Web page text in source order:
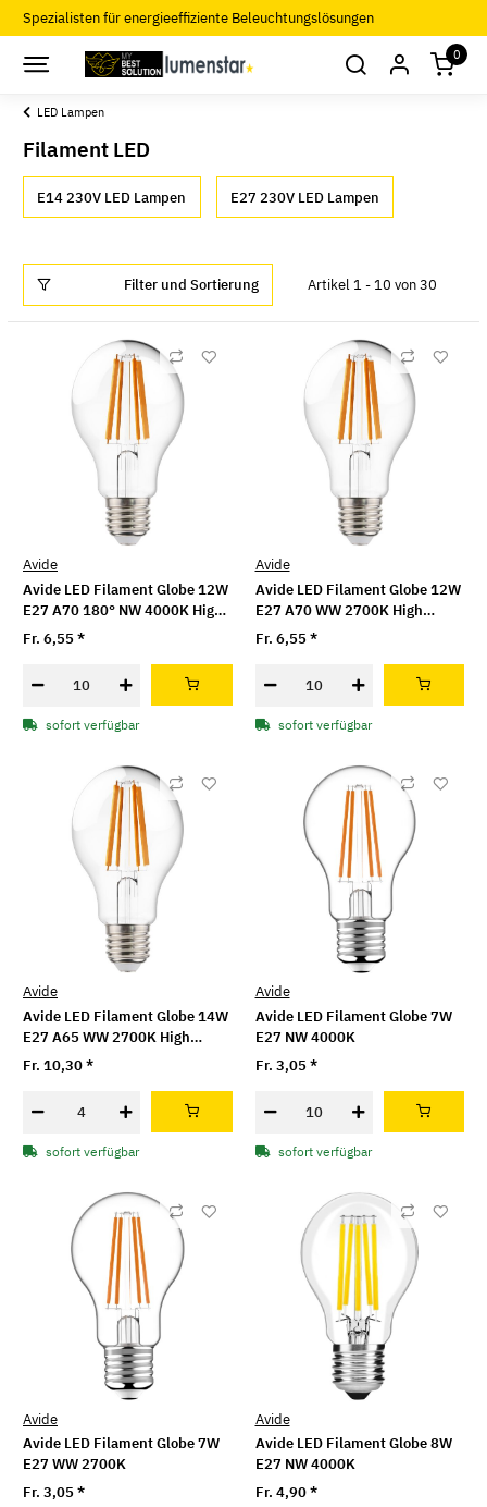
Spezialisten für energieeffiziente Beleuchtungslösungen
0
LED Lampen
Filament LED
E14 230V LED Lampen E27 230V LED Lampen
Filter und Sortierung Artikel 1 - 10 von 30
Avide
Avide LED Filament Globe 12W
E27 A70 180° NW 4000K High
Lumen
Fr. 6,55*
sofort verfügbar
Avide
Avide LED Filament Globe 12W
E27 A70 WW 2700K High
Lumen
Fr. 6,55*
sofort verfügbar
Avide
Avide LED Filament Globe 14W
E27 A65 WW 2700K High
Lumen
Fr. 10,30*
sofort verfügbar
Avide
Avide LED Filament Globe 7W
E27 NW 4000K
Fr. 3,05*
sofort verfügbar
Avide
Avide LED Filament Globe 7W
E27 WW 2700K
Fr. 3,05*
Avide
Avide LED Filament Globe 8W
E27 NW 4000K
Fr. 4,90*